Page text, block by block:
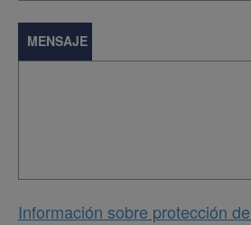
MENSAJE
Información sobre protección